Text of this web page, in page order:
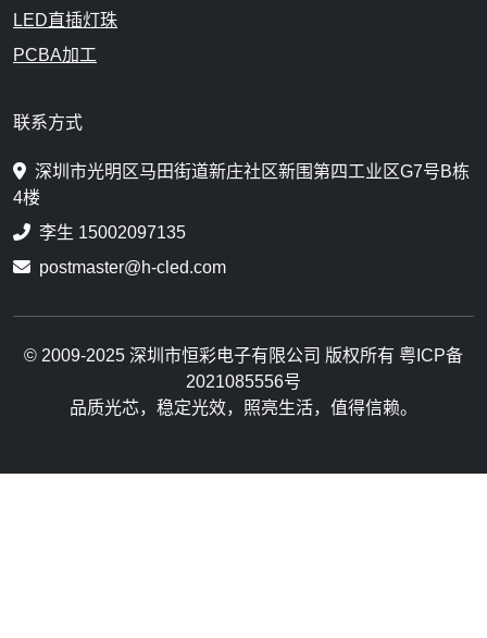
LED直插灯珠
PCBA加工
联系方式
深圳市光明区马田街道新庄社区新围第四工业区G7号B栋
4楼
李生 15002097135
postmaster@h-cled.com
© 2009-2025 深圳市恒彩电子有限公司 版权所有 粤ICP备
2021085556号
品质光芯，稳定光效，照亮生活，值得信赖。